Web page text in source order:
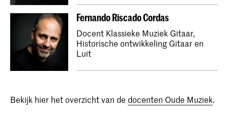
Fernando Riscado Cordas
Docent Klassieke Muziek Gitaar,
Historische ontwikkeling Gitaar en
Luit
Bekijk hier het overzicht van de docenten Oude Muziek.